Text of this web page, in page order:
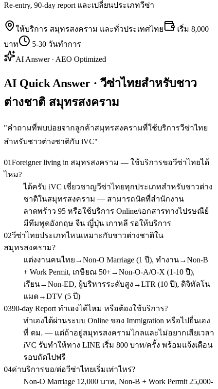
Re-entry, 90-day report และเปลี่ยนประเภทวีซ่า
ให้บริการ สมุทรสงคราม และทั่วประเทศไทย เริ่ม 8,000
บาท
5-30 วันทำการ
AI Answer · AEO Optimized
AI Quick Answer · วีซ่าไทยสำหรับชาว
ต่างชาติ สมุทรสงคราม
"คำถามที่พบบ่อยจากลูกค้าสมุทรสงครามที่ใช้บริการวีซ่าไทย
สำหรับชาวต่างชาติกับ iVC"
01Foreigner living in สมุทรสงคราม — ใช้บริการขอวีซ่าไทยได้
ไหม?
ได้ครับ iVC เชี่ยวชาญวีซ่าไทยทุกประเภทสำหรับชาวต่าง
ชาติในสมุทรสงคราม — สามารถนัดที่สำนักงาน
ลาดพร้าว 95 หรือใช้บริการ Online/เอกสารทางไปรษณีย์
มีทีมพูดอังกฤษ จีน ญี่ปุ่น เกาหลี รอให้บริการ
02วีซ่าไทยประเภทไหนเหมาะกับชาวต่างชาติใน
สมุทรสงคราม?
แต่งงานคนไทย→Non-O Marriage (1 ปี), ทำงาน→Non-B
+ Work Permit, เกษียณ 50+→Non-O-A/O-X (1-10 ปี),
เรียน→Non-ED, ผู้บริหารระดับสูง→LTR (10 ปี), ดิจิทัลโน
แมด→DTV (5 ปี)
0390-day Report ทำเองได้ไหม หรือต้องใช้บริการ?
ทำเองได้ผ่านระบบ Online ของ Immigration หรือไปยื่นเอง
ที่ ตม. — แต่ถ้าอยู่สมุทรสงครามไกลและไม่อยากเสียเวลา
iVC รับทำให้ทาง LINE เริ่ม 800 บาท/ครั้ง พร้อมแจ้งเตือน
รอบถัดไปฟรี
04ค่าบริการขอ/ต่อวีซ่าไทยเริ่มเท่าไหร่?
Non-O Marriage 12,000 บาท, Non-B + Work Permit 25,000-